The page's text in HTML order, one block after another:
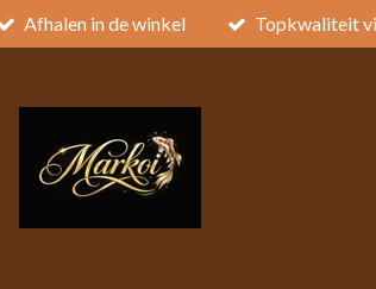
Afhalen in de winkel Topkwaliteit